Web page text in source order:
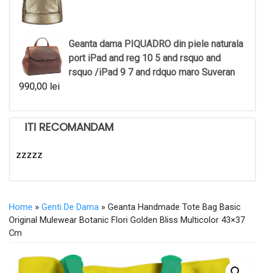
Geanta dama PIQUADRO din piele naturala
port iPad and reg 10 5 and rsquo and
rsquo /iPad 9 7 and rdquo maro Suveran
990,00 lei
ITI RECOMANDAM
zzzzz
Home » Genti De Dama » Geanta Handmade Tote Bag Basic
Original Mulewear Botanic Flori Golden Bliss Multicolor 43×37
Cm